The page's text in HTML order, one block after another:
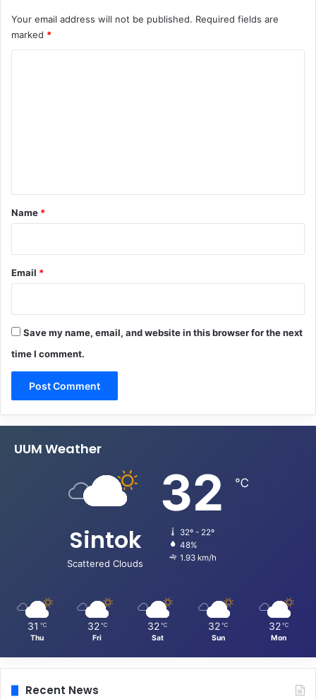
Your email address will not be published. Required fields are
marked *
*
Name *
Email *
Save my name, email, and website in this browser for the next
time I comment.
UUM Weather
Sintok
Scattered Clouds
32 ℃
32º - 22º
48%
1.93 km/h
31 ℃
Thu
32 ℃
Fri
32 ℃
Sat
32 ℃
Sun
32 ℃
Mon
Recent News